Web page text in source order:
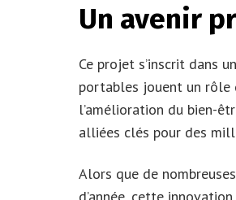
Un avenir
Ce projet s’inscrit dans
portables jouent un rôle
l’amélioration du bien-
alliées clés pour des
Alors que de
d’année, cette